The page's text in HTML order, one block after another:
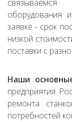
оборудования
заявке - срок
низкой
поставки с
Наши
предприятия
ремонта
потребностей